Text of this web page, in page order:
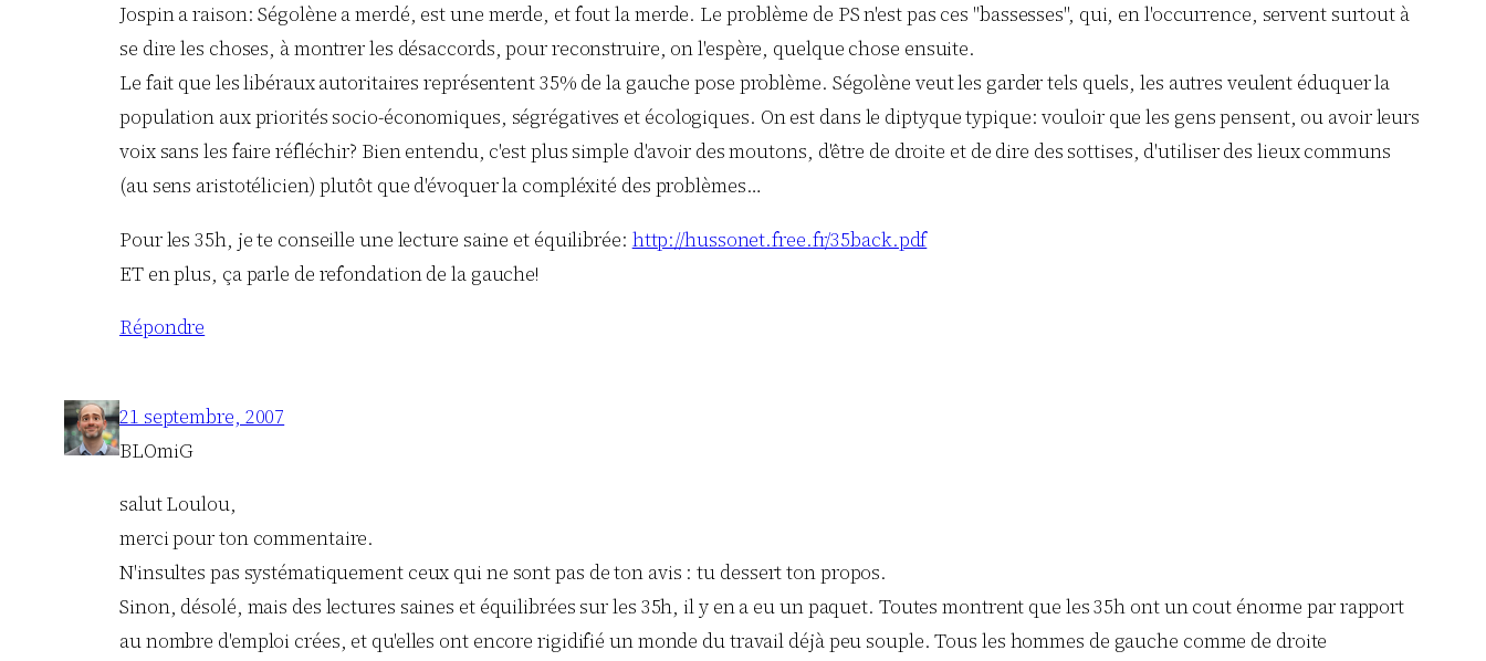
Jospin a raison: Ségolène a merdé, est une merde, et fout la merde. Le problème de PS n'est pas ces "bassesses", qui, en l'occurrence, servent surtout à
se dire les choses, à montrer les désaccords, pour reconstruire, on l'espère, quelque chose ensuite.
Le fait que les libéraux autoritaires représentent 35% de la gauche pose problème. Ségolène veut les garder tels quels, les autres veulent éduquer la
population aux priorités socio-économiques, ségrégatives et écologiques. On est dans le diptyque typique: vouloir que les gens pensent, ou avoir leurs
voix sans les faire réfléchir? Bien entendu, c'est plus simple d'avoir des moutons, d'être de droite et de dire des sottises, d'utiliser des lieux communs
(au sens aristotélicien) plutôt que d'évoquer la compléxité des problèmes…
Pour les 35h, je te conseille une lecture saine et équilibrée: http://hussonet.free.fr/35back.pdf
ET en plus, ça parle de refondation de la gauche!
Répondre
21 septembre, 2007
BLOmiG
salut Loulou,
merci pour ton commentaire.
N'insultes pas systématiquement ceux qui ne sont pas de ton avis : tu dessert ton propos.
Sinon, désolé, mais des lectures saines et équilibrées sur les 35h, il y en a eu un paquet. Toutes montrent que les 35h ont un cout énorme par rapport
au nombre d'emploi crées, et qu'elles ont encore rigidifié un monde du travail déjà peu souple. Tous les hommes de gauche comme de droite